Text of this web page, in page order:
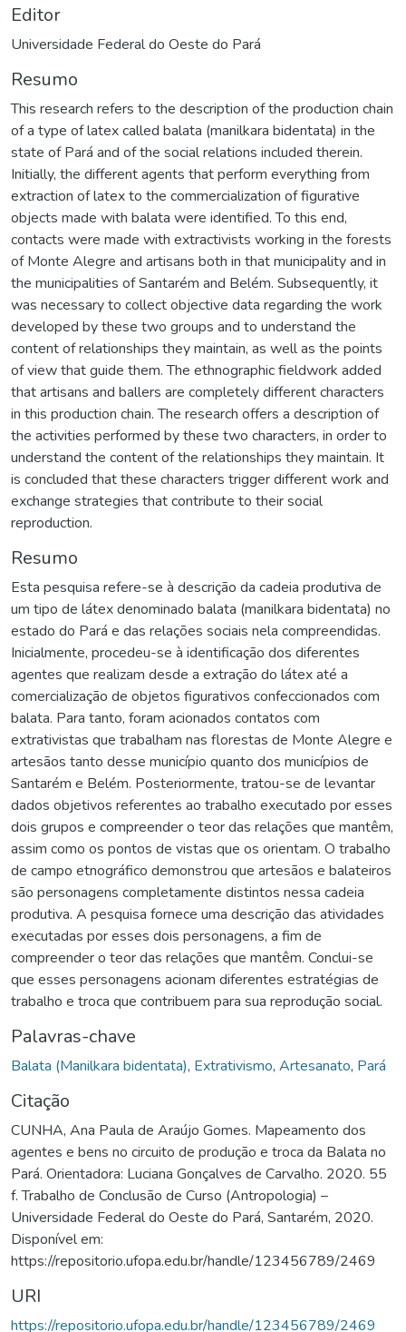
Editor
Universidade Federal do Oeste do Pará
Resumo
This research refers to the description of the production chain
of a type of latex called balata (manilkara bidentata) in the
state of Pará and of the social relations included therein.
Initially, the different agents that perform everything from
extraction of latex to the commercialization of figurative
objects made with balata were identified. To this end,
contacts were made with extractivists working in the forests
of Monte Alegre and artisans both in that municipality and in
the municipalities of Santarém and Belém. Subsequently, it
was necessary to collect objective data regarding the work
developed by these two groups and to understand the
content of relationships they maintain, as well as the points
of view that guide them. The ethnographic fieldwork added
that artisans and ballers are completely different characters
in this production chain. The research offers a description of
the activities performed by these two characters, in order to
understand the content of the relationships they maintain. It
is concluded that these characters trigger different work and
exchange strategies that contribute to their social
reproduction.
Resumo
Esta pesquisa refere-se à descrição da cadeia produtiva de
um tipo de látex denominado balata (manilkara bidentata) no
estado do Pará e das relações sociais nela compreendidas.
Inicialmente, procedeu-se à identificação dos diferentes
agentes que realizam desde a extração do látex até a
comercialização de objetos figurativos confeccionados com
balata. Para tanto, foram acionados contatos com
extrativistas que trabalham nas florestas de Monte Alegre e
artesãos tanto desse município quanto dos municípios de
Santarém e Belém. Posteriormente, tratou-se de levantar
dados objetivos referentes ao trabalho executado por esses
dois grupos e compreender o teor das relações que mantêm,
assim como os pontos de vistas que os orientam. O trabalho
de campo etnográfico demonstrou que artesãos e balateiros
são personagens completamente distintos nessa cadeia
produtiva. A pesquisa fornece uma descrição das atividades
executadas por esses dois personagens, a fim de
compreender o teor das relações que mantêm. Conclui-se
que esses personagens acionam diferentes estratégias de
trabalho e troca que contribuem para sua reprodução social.
Palavras-chave
Balata (Manilkara bidentata), Extrativismo, Artesanato, Pará
Citação
CUNHA, Ana Paula de Araújo Gomes. Mapeamento dos
agentes e bens no circuito de produção e troca da Balata no
Pará. Orientadora: Luciana Gonçalves de Carvalho. 2020. 55
f. Trabalho de Conclusão de Curso (Antropologia) –
Universidade Federal do Oeste do Pará, Santarém, 2020.
Disponível em:
https://repositorio.ufopa.edu.br/handle/123456789/2469
URI
https://repositorio.ufopa.edu.br/handle/123456789/2469